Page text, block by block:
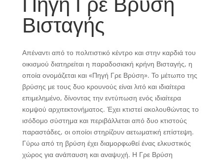
Βισταγής
Απέναντι από το πολιτιστικό κέντρο και στην καρδιά του
οικισμού διατηρείται η παραδοσιακή κρήνη Βισταγής, η
οποία ονομάζεται και «Πηγή Γρε Βρύση». Το μέτωπο της
βρύσης με τους δυο κρουνούς είναι λιτό και ιδιαίτερα
επιμελημένο, δίνοντας την εντύπωση ενός ιδιαίτερα
κομψού αρχιτεκτονήματος. Έχει κτιστεί ακολουθώντας το
ισόδομο σύστημα και περιβάλλεται από δυο κτιστούς
παραστάδες, οι οποίοι στηρίζουν αετωματική επίστεψη.
Γύρω από τη βρύση έχει διαμορφωθεί ένας ελκυστικός
χώρος για ανάπαυση και αναψυχή. Η Γρε Βρύση